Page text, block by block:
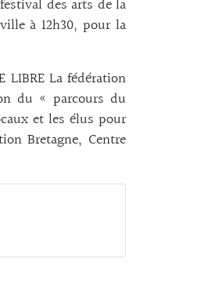
des arts de la
à 12h30, pour la
LIBRE La fédération
du « parcours du
et les élus pour
Bretagne, Centre